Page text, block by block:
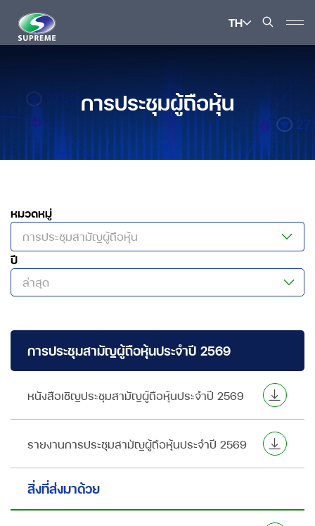
TH
Enhanced by
การประชุมผู้ถือหุ้น
หมวดหมู่
การประชุมสามัญผู้ถือหุ้น
ปี
ล่าสุด
การประชุมสามัญผู้ถือหุ้นประจำปี 2569
หนังสือเชิญประชุมสามัญผู้ถือหุ้นประจำปี 2569
รายงานการประชุมสามัญผู้ถือหุ้นประจำปี 2569
สิ่งที่ส่งมาด้วย